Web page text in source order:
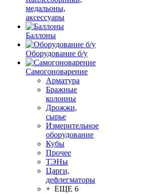
медальоны,
аксессуары
Баллоны
Оборудование б/у
Самогоноварение
Арматура
Бражные
колонны
Дрожжи,
сырье
Измерительное
оборудование
Кубы
Прочее
ТЭНы
Царги,
дефлегматоры
+ ЕЩЕ 6